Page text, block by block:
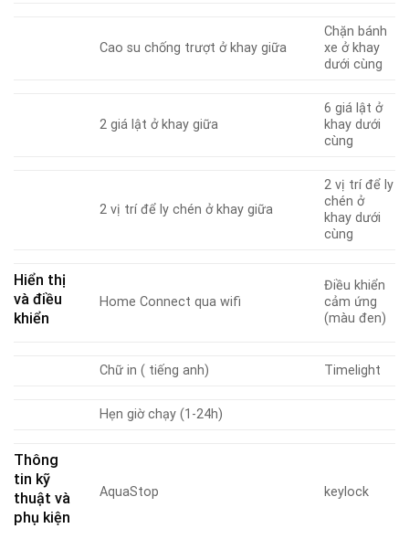
Cao su chống trượt ở khay giữa
Chặn bánh
xe ở khay
dưới cùng
2 giá lật ở khay giữa
6 giá lật ở
khay dưới
cùng
2 vị trí để ly chén ở khay giữa
2 vị trí để ly
chén ở
khay dưới
cùng
Hiển thị
và điều
khiển
Home Connect qua wifi
Điều khiển
cảm ứng
(màu đen)
Chữ in ( tiếng anh) Timelight
Hẹn giờ chạy (1-24h)
Thông
tin kỹ
thuật và
phụ kiện
AquaStop keylock